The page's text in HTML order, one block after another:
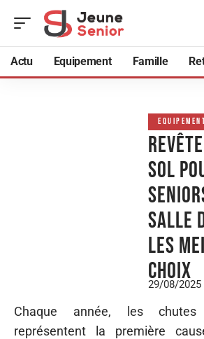
Actu Equipement Famille
sol
salle
les
choix
29/08/2025
Chaque année, les
représentent la première